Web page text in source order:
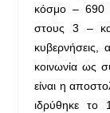
κόσμο – 690
στους 3 –
κυβερνήσεις,
κοινωνία ως
είναι η
ιδρύθηκε το